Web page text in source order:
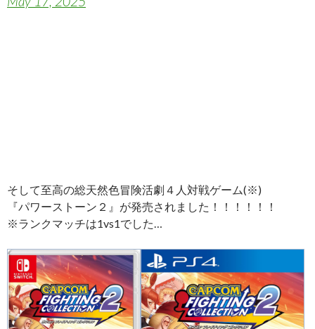
そして至高の総天然色冒険活劇４人対戦ゲーム(※)
『パワーストーン２』が発売されました！！！！！！
※ランクマッチは1vs1でした…